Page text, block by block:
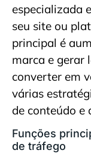
especializada
seu site ou
principal é
marca e gerar
converter em
várias
de conteúdo e
Funções
de tráfego